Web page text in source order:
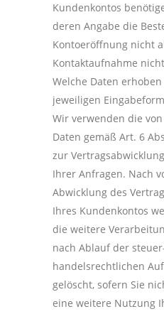
Kundenkontos
deren Angabe die
Kontoeröffnung nicht
Kontaktaufnahme
Welche Daten
jeweiligen
Wir verwenden die
Daten gemäß Art. 6
zur
Ihrer Anfragen. Nach
Abwicklung des
Ihres Kundenkontos
die weitere
nach Ablauf der
handelsrechtlichen
gelöscht, sofern Sie
eine weitere Nutzung